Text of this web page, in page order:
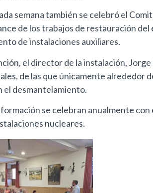
semana también se celebró el
de los trabajos de restauración
de instalaciones auxiliares.
el director de la instalación,
de las que únicamente alrededor
el desmantelamiento.
se celebran anualmente
nucleares.